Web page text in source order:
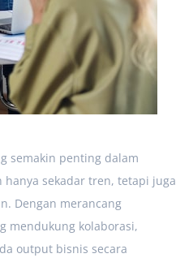
semakin penting dalam
sekadar tren, tetapi juga
Dengan merancang
mendukung kolaborasi,
output bisnis secara